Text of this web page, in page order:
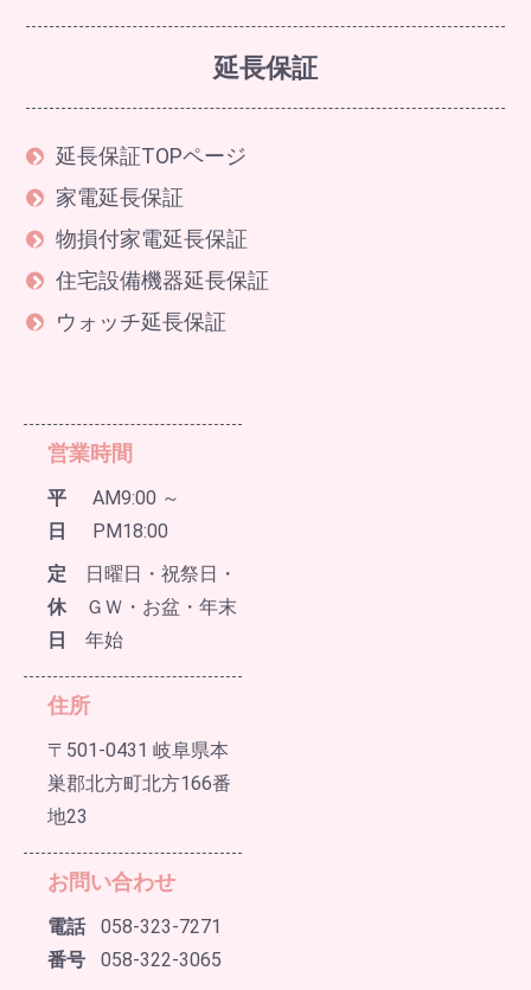
延長保証
延長保証TOPページ
家電延長保証
物損付家電延長保証
住宅設備機器延長保証
ウォッチ延長保証
営業時間
平
日
AM9:00 ～
PM18:00
定
休
日
日曜日・祝祭日・
ＧＷ・お盆・年末
年始
住所
〒501-0431 岐阜県本
巣郡北方町北方166番
地23
お問い合わせ
電話
番号
058-323-7271
058-322-3065